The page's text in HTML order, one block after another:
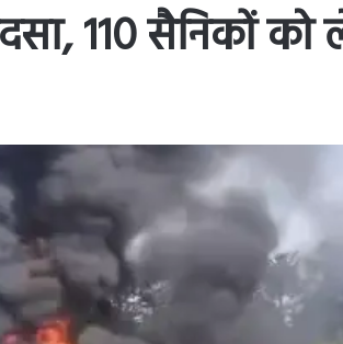
110 सैनिकों को